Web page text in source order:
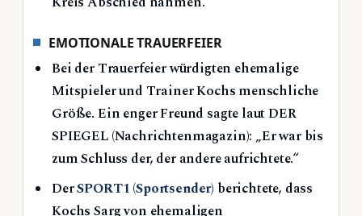
EMOTIONALE TRAUERFEIER
Bei der Trauerfeier würdigten ehemalige
Mitspieler und Trainer Kochs menschliche
Größe. Ein enger Freund sagte laut DER
SPIEGEL (Nachrichtenmagazin): „Er war bis
zum Schluss der, der andere aufrichtete.“
DerSPORT1 (Sportsender) berichtete, dass
Kochs Sarg von ehemaligen